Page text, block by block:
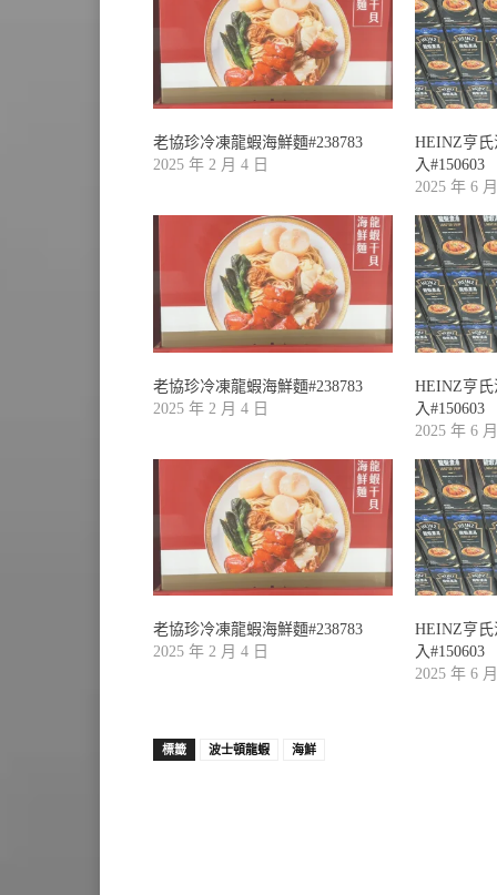
老協珍冷凍龍蝦海鮮麵#238783
2025 年 2 月 4 日
HEINZ亨
入#150603
2025 年 6
老協珍冷凍龍蝦海鮮麵#238783
2025 年 2 月 4 日
HEINZ亨
入#150603
2025 年 6
老協珍冷凍龍蝦海鮮麵#238783
2025 年 2 月 4 日
HEINZ亨
入#150603
2025 年 6
標籤 波士頓龍蝦 海鮮